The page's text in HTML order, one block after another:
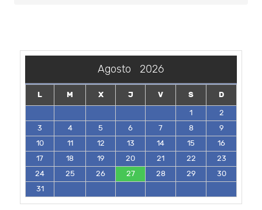
Agosto 2026
L M X J V S
D
1
2
3
4 5 6 7 8
9
10
11 12 13 14 15
16
17
18 19 20 21 22
23
24
25 26 27 28 29
30
31